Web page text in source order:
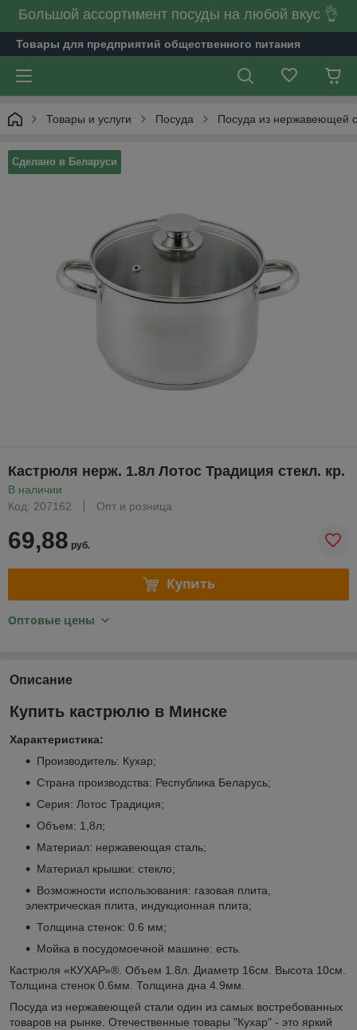
Большой ассортимент посуды на любой вкус 👌
Товары для предприятий общественного питания
Товары и услуги Посуда Посуда из нержавеющей
Сделано в Беларуси
Кастрюля нерж. 1.8л Лотос Традиция стекл. кр.
В наличии
Код: 207162
Опт и розница
69,88 руб.
Купить
Оптовые цены
Описание
Купить кастрюлю в Минске
Характеристика:
Производитель: Кухар;
Страна производства: Республика Беларусь;
Серия: Лотос Традиция;
Объем: 1,8л;
Материал: нержавеющая сталь;
Материал крышки: стекло;
Возможности использования: газовая плита,
электрическая плита, индукционная плита;
Толщина стенок: 0.6 мм;
Мойка в посудомоечной машине: есть.
Кастрюля «КУХАР»®. Объем 1.8л. Диаметр 16см. Высота 10см.
Толщина стенок 0.6мм. Толщина дна 4.9мм.
Посуда из нержавеющей стали один из самых востребованных
товаров на рынке. Отечественные товары "Кухар" - это яркий